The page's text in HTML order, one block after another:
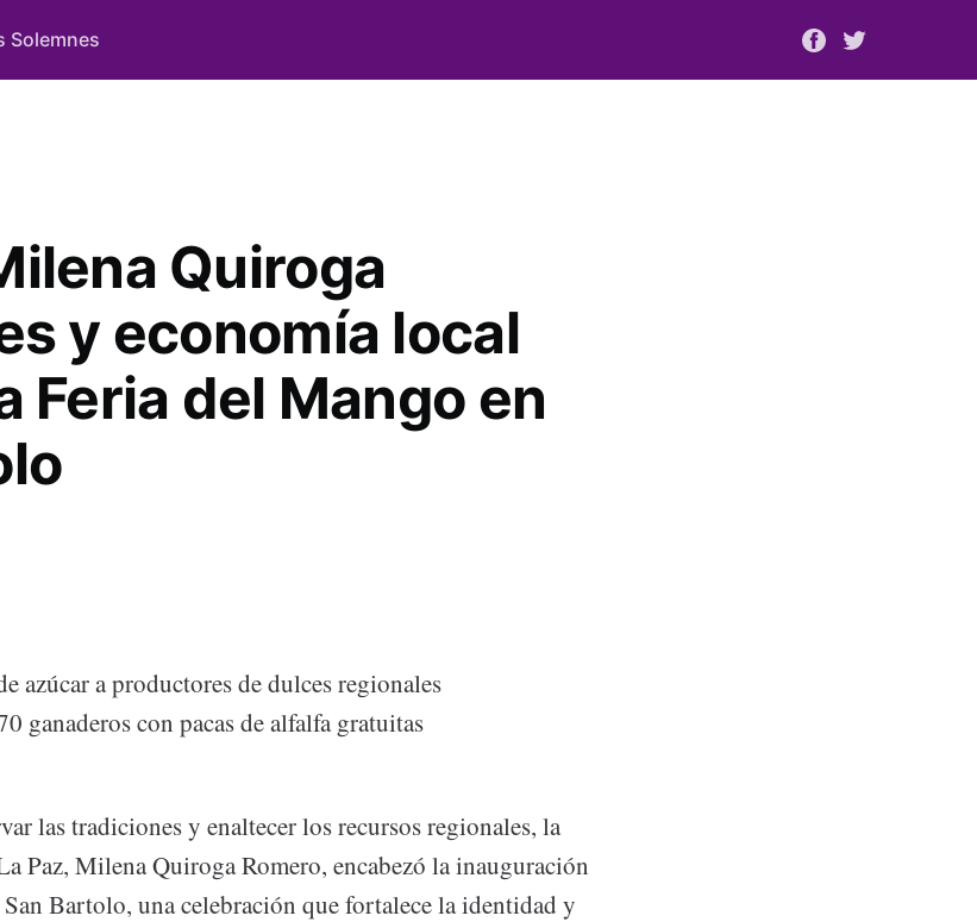
Solemnes
Quiroga
y economía local
Feria del Mango en
azúcar a productores de dulces regionales
ganaderos con pacas de alfalfa gratuitas
las tradiciones y enaltecer los recursos regionales, la
Paz, Milena Quiroga Romero, encabezó la inauguración
Bartolo, una celebración que fortalece la identidad y